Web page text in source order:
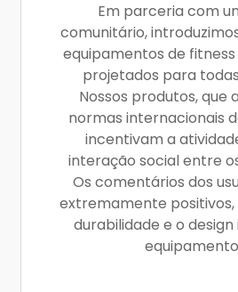
Em parceria com
comunitário,
equipamentos de
projetados para
Nossos produtos, que
normas internacionais
incentivam a
interação social entre
Os comentários dos
extremamente
durabilidade e o